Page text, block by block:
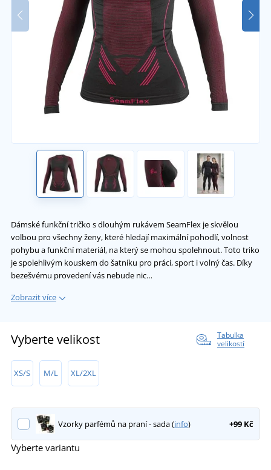
Dámské funkční tričko s dlouhým rukávem SeamFlex je skvělou
volbou pro všechny ženy, které hledají maximální pohodlí, volnost
pohybu a funkční materiál, na který se mohou spolehnout. Toto triko
je spolehlivým kouskem do šatníku pro práci, sport i volný čas. Díky
bezešvému provedení vás nebude nic…
Zobrazit více
Vyberte velikost
Tabulka
velikostí
XS/S M/L XL/2XL
Vzorky parfémů na praní - sada (info) +99 Kč
Vyberte variantu